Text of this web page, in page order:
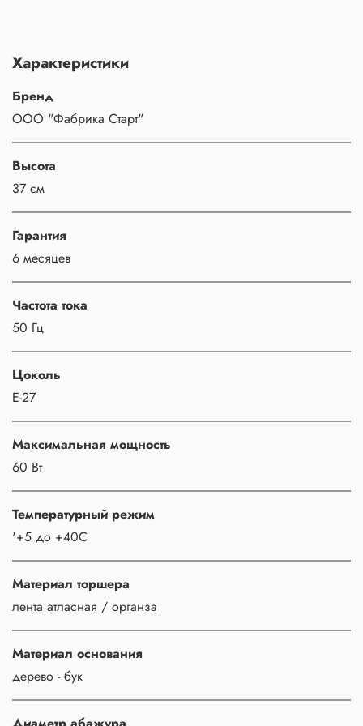
Характеристики
Бренд
ООО "Фабрика Старт"
Высота
37 см
Гарантия
6 месяцев
Частота тока
50 Гц
Цоколь
Е-27
Максимальная мощность
60 Вт
Температурный режим
'+5 до +40С
Материал торшера
лента атласная / органза
Материал основания
дерево - бук